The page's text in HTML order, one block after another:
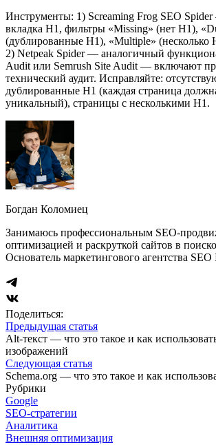
Инструменты: 1) Screaming Frog SEO
вкладка H1, фильтры «Missing» (нет H1),
(дублированные H1), «Multiple» (несколько
2) Netpeak Spider — аналогичный
Audit или Semrush Site Audit — включают
технический аудит. Исправляйте:
дублированные H1 (каждая страница
уникальный), страницы с несколькими H1.
Богдан Коломиец
Занимаюсь профессиональным SEO-
оптимизацией и раскруткой сайтов в
Основатель маркетингового агентства SEO
Поделиться:
Предыдущая статья
Alt-текст — что это такое и как
изображений
Следующая статья
Schema.org — что это такое и как
Рубрики
Google
SEO-стратегии
Аналитика
Внешняя оптимизация